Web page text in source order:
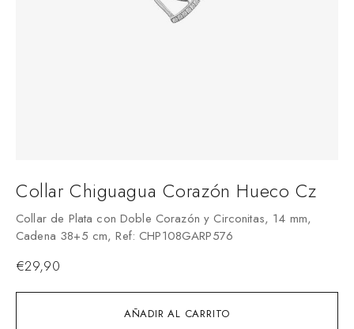
AÑADIR AL CARRITO
Collar Chiguagua Corazón Hueco Cz
Collar de Plata con Doble Corazón y Circonitas, 14 mm,
Cadena 38+5 cm, Ref: CHP108GARP576
€29,90